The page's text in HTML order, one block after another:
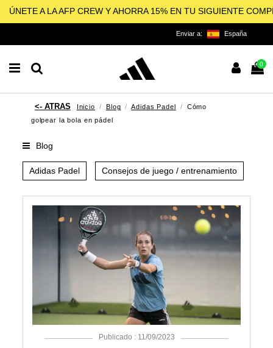
ÚNETE A LA AFP CREW Y AHORRA 15% EN TU SIGUIENTE
Enviar a: España
0
Inicio Blog Adidas Padel
Cómo
golpear la bola en pádel
Blog
Adidas Padel Consejos de juego / entrenamiento
Publicado : 11/09/2023